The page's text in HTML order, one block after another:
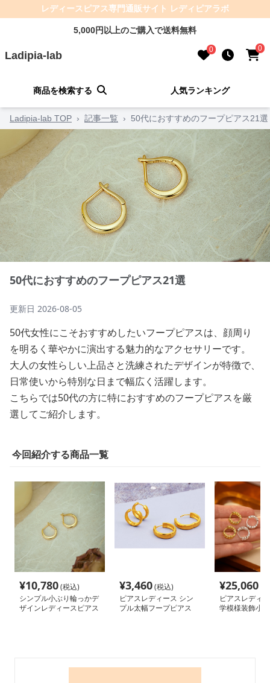
レディースピアス専門通販サイト レディピアラボ
5,000円以上のご購入で送料無料
Ladipia-lab 0 0
商品を検索する 人気ランキング
Ladipia-lab TOP › 記事一覧 › 50代におすすめのフープピアス21選
50代におすすめのフープピアス21選
更新日 2026-08-05
50代女性にこそおすすめしたいフープピアスは、顔周り
を明るく華やかに演出する魅力的なアクセサリーです。
大人の女性らしい上品さと洗練されたデザインが特徴で、
日常使いから特別な日まで幅広く活躍します。
こちらでは50代の方に特におすすめのフープピアスを厳
選してご紹介します。
今回紹介する商品一覧
¥10,780(税込)
シンプル小ぶり輪っかデ
ザインレディースピアス
¥3,460(税込)
ピアスレディース シン
プル太幅フープピアス
¥25,060
ピアスレディ
学模様装飾小